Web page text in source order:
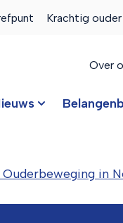
Krachtig
Over
Ouderbeweging in